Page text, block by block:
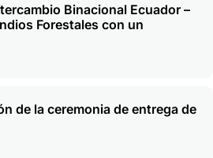
Binacional Ecuador –
Forestales con un
de la ceremonia de entrega de